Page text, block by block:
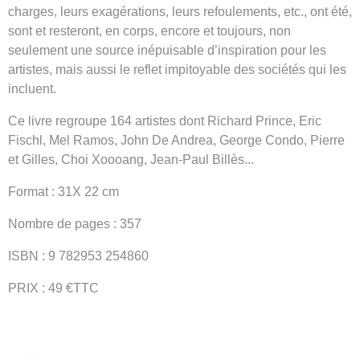
charges, leurs exagérations, leurs refoulements, etc., ont été,
sont et resteront, en corps, encore et toujours, non
seulement une source inépuisable d’inspiration pour les
artistes, mais aussi le reflet impitoyable des sociétés qui les
incluent.
Ce livre regroupe 164 artistes dont Richard Prince, Eric
Fischl, Mel Ramos, John De Andrea, George Condo, Pierre
et Gilles, Choi Xoooang, Jean-Paul Billès...
Format : 31X 22 cm
Nombre de pages : 357
ISBN : 9 782953 254860
PRIX : 49 €TTC